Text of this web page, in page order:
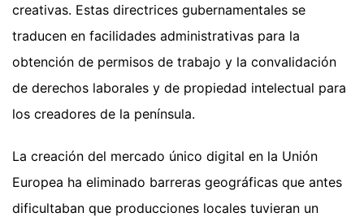
creativas. Estas directrices gubernamentales se
traducen en facilidades administrativas para la
obtención de permisos de trabajo y la convalidación
de derechos laborales y de propiedad intelectual para
los creadores de la península.
La creación del mercado único digital en la Unión
Europea ha eliminado barreras geográficas que antes
dificultaban que producciones locales tuvieran un